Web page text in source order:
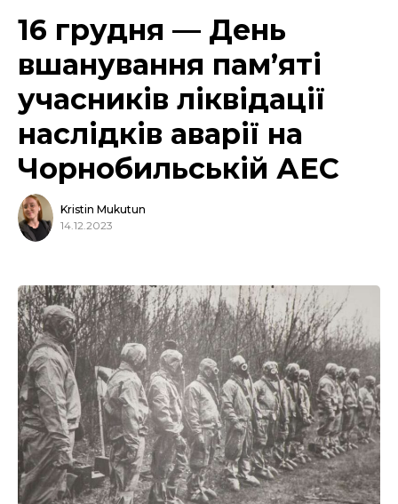
16 грудня — День
вшанування пам’яті
учасників ліквідації
наслідків аварії на
Чорнобильській АЕС
Kristin Mukutun
14.12.2023